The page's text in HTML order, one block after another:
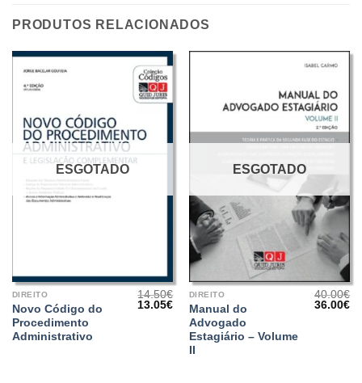
PRODUTOS RELACIONADOS
ESGOTADO
DIREITO
Novo Código do
Procedimento
Administrativo
14.50€
O
13.05€O
preço
atual
13.05€.
ESGOTADO
DIREITO
Manual do
Advogado
Estagiário – Volume
40.00€
O
36.00€O